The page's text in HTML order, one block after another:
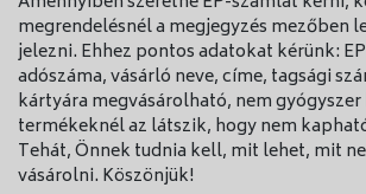
megrendelésnél a megjegyzés mezőben
jelezni. Ehhez pontos adatokat kérünk:
adószáma, vásárló neve, címe, tagsági
kártyára megvásárolható, nem
termékeknél az látszik, hogy nem
Tehát, Önnek tudnia kell, mit lehet, mit
vásárolni. Köszönjük!